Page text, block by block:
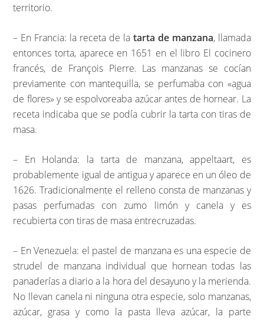
territorio.
– En Francia: la receta de la tarta de manzana, llamada
entonces torta, aparece en 1651 en el libro El cocinero
francés, de François Pierre. Las manzanas se cocían
previamente con mantequilla, se perfumaba con «agua
de flores» y se espolvoreaba azúcar antes de hornear. La
receta indicaba que se podía cubrir la tarta con tiras de
masa.
– En Holanda: la tarta de manzana, appeltaart, es
probablemente igual de antigua y aparece en un óleo de
1626. Tradicionalmente el relleno consta de manzanas y
pasas perfumadas con zumo limón y canela y es
recubierta con tiras de masa entrecruzadas.
– En Venezuela: el pastel de manzana es una especie de
strudel de manzana individual que hornean todas las
panaderías a diario a la hora del desayuno y la merienda.
No llevan canela ni ninguna otra especie, solo manzanas,
azúcar, grasa y como la pasta lleva azúcar, la parte